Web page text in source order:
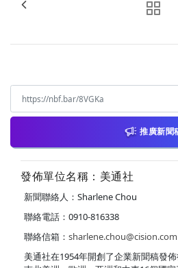
推廣新聞
發佈單位名稱：美通社
新聞聯絡人：Sharlene Chou
聯絡電話：0910-816338
聯絡信箱： sharlene.chou@cision.com
美通社在1954年開創了企業新聞稿發